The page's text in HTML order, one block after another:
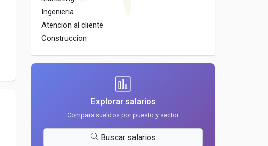
Ingenieria
Atencion al cliente
Construccion
Explorar salarios
Compara sueldos por puesto y sector
Buscar salarios